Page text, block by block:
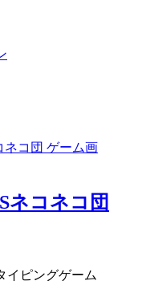
ネコネコ団
イピングゲーム